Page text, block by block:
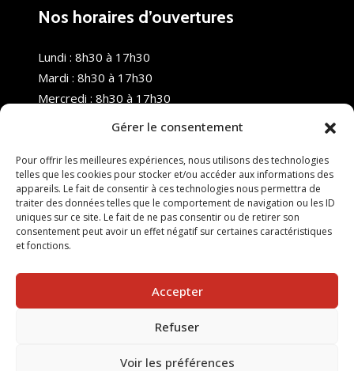
Gérer le consentement
Pour offrir les meilleures expériences, nous utilisons des technologies
telles que les cookies pour stocker et/ou accéder aux informations des
appareils. Le fait de consentir à ces technologies nous permettra de
traiter des données telles que le comportement de navigation ou les ID
uniques sur ce site. Le fait de ne pas consentir ou de retirer son
consentement peut avoir un effet négatif sur certaines caractéristiques
et fonctions.
Accepter
Refuser
Voir les préférences
Nos horaires d’ouvertures
Lundi : 8h30 à 17h30
Mardi : 8h30 à 17h30
Mercredi : 8h30 à 17h30
Samedi : Fermé
Dimanche : Fermé
© 2025 Nouvel R Formation - TOUS DROITS RÉSERVÉS -
SITE RÉALISÉ PAR :INGÉNIERIE TECH